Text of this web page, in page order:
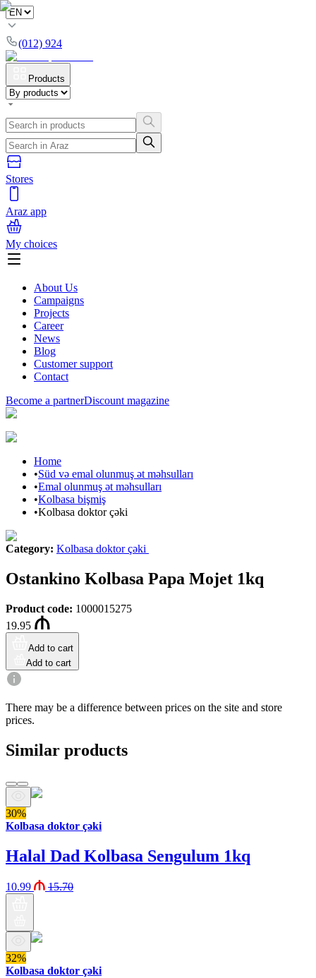
(012) 924
Products
Stores
Araz app
My choices
About Us
Campaigns
Projects
Career
News
Blog
Customer support
Contact
Become a partnerDiscount magazine
Home
•Süd və emal olunmuş ət məhsulları
•Emal olunmuş ət məhsulları
•Kolbasa bişmiş
•Kolbasa doktor çəki
Category: Kolbasa doktor çəki
Ostankino Kolbasa Papa Mojet 1kq
Product code: 1000015275
19.95
Add to cart
Add to cart
There may be a difference between prices on the site and store
prices.
Similar products
30%
Kolbasa doktor çəki
Halal Dad Kolbasa Sengulum 1kq
10.99 15.70
32%
Kolbasa doktor çəki